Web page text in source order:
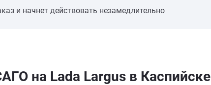
и начнет действовать незамедлительно
на Lada Largus в Каспийске